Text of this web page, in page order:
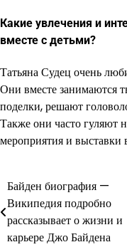
Какие увлечения и
вместе с детьми?
Татьяна Судец очень
Они вместе занимаются
поделки, решают
Также они часто гуляют
мероприятия и выставки
Навигация
по
записям
Байден биография —
Википедия подробно
рассказывает о жизни и
карьере Джо Байдена